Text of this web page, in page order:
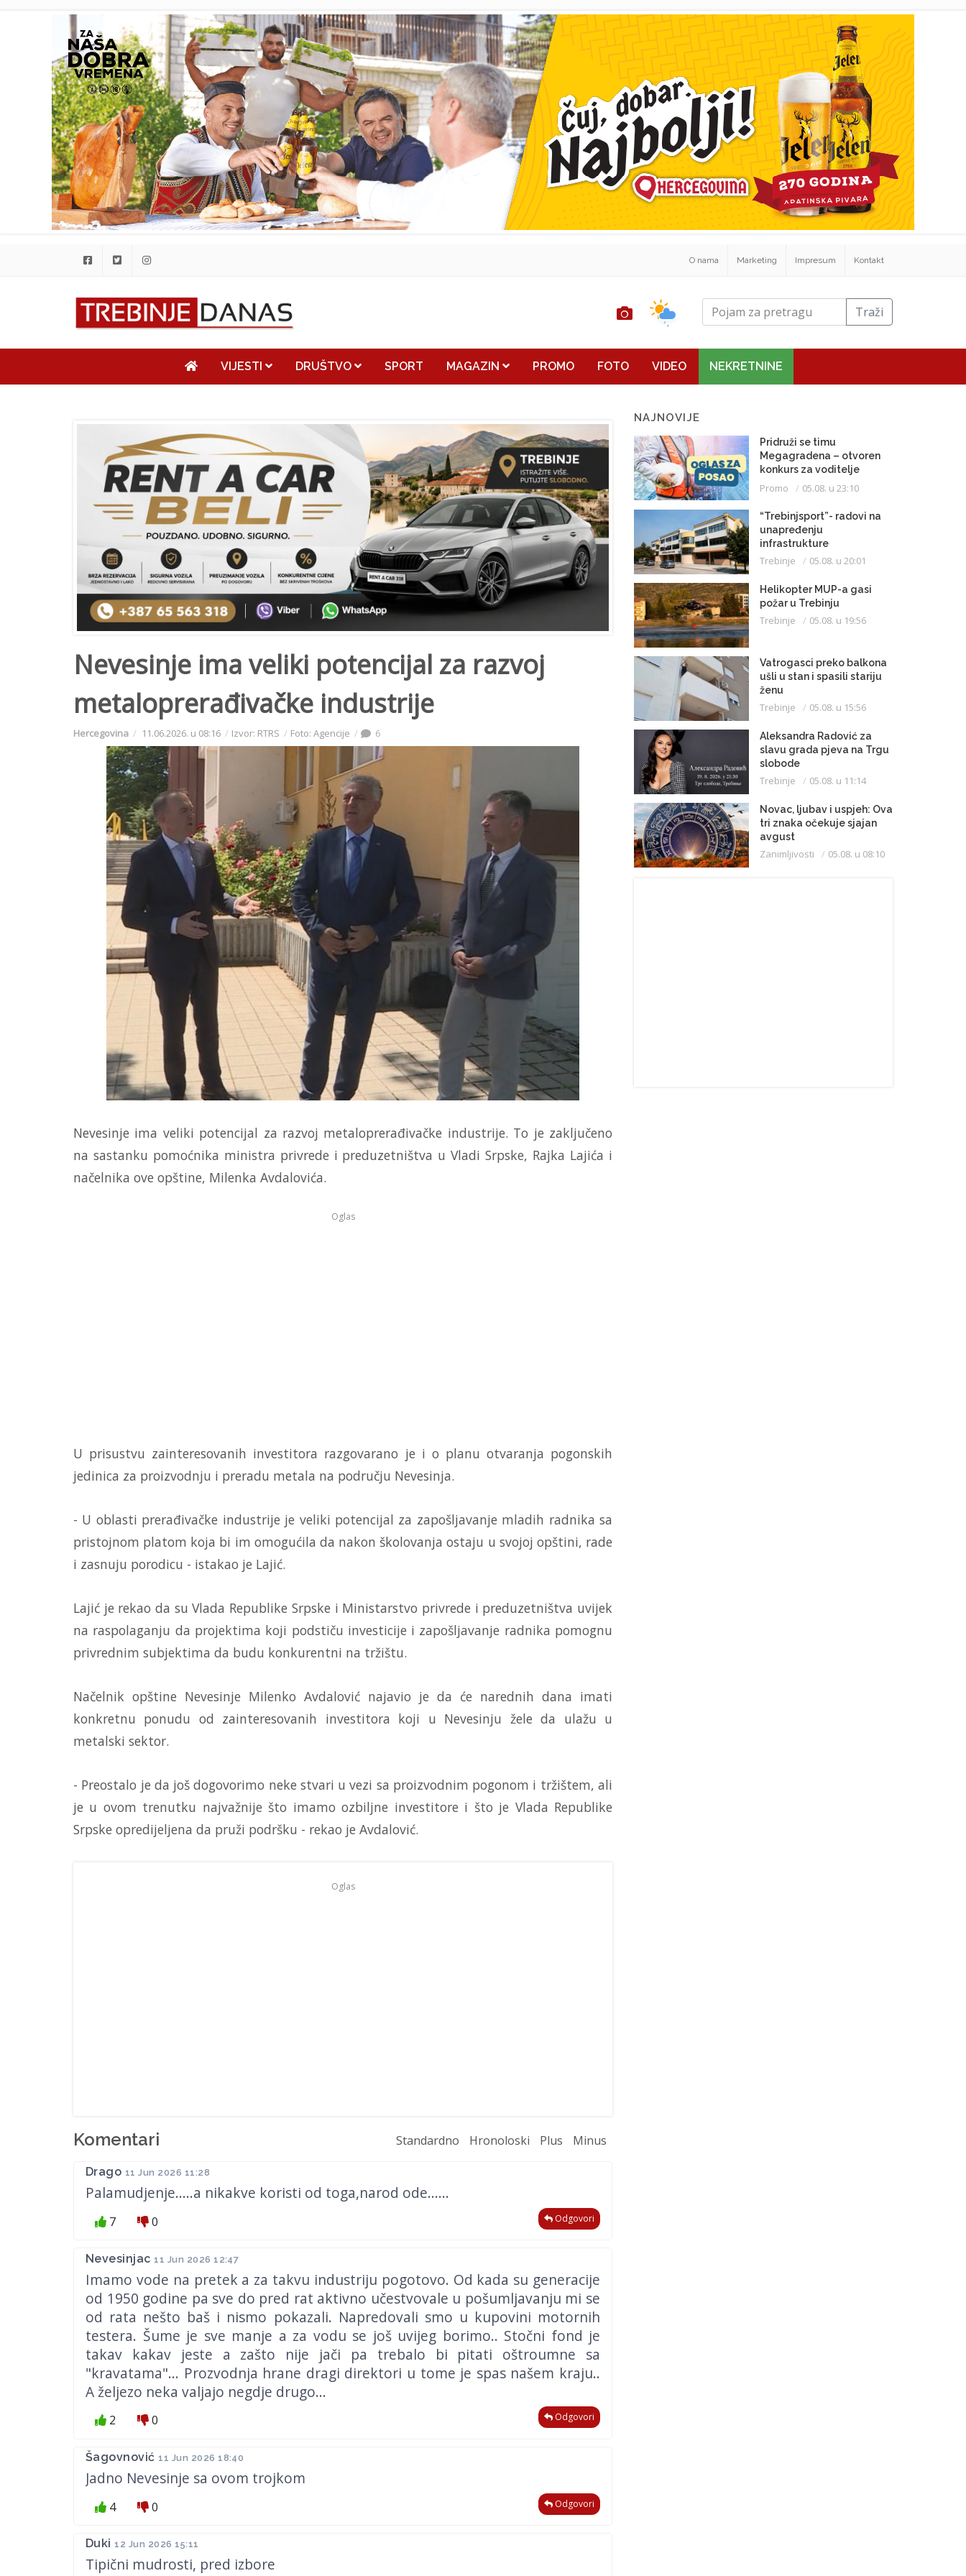
O nama Marketing Impresum Kontakt
Traži
VIJESTI DRUŠTVO SPORT MAGAZIN PROMO FOTO VIDEO NEKRETNINE
Nevesinje ima veliki potencijal za razvoj
metaloprerađivačke industrije
Hercegovina 11.06.2026. u 08:16 Izvor: RTRS Foto: Agencije 6
Nevesinje ima veliki potencijal za razvoj metaloprerađivačke industrije. To je zaključeno
na sastanku pomoćnika ministra privrede i preduzetništva u Vladi Srpske, Rajka Lajića i
načelnika ove opštine, Milenka Avdalovića.
Oglas
U prisustvu zainteresovanih investitora razgovarano je i o planu otvaranja pogonskih
jedinica za proizvodnju i preradu metala na području Nevesinja.
- U oblasti prerađivačke industrije je veliki potencijal za zapošljavanje mladih radnika sa
pristojnom platom koja bi im omogućila da nakon školovanja ostaju u svojoj opštini, rade
i zasnuju porodicu - istakao je Lajić.
Lajić je rekao da su Vlada Republike Srpske i Ministarstvo privrede i preduzetništva uvijek
na raspolaganju da projektima koji podstiču investicije i zapošljavanje radnika pomognu
privrednim subjektima da budu konkurentni na tržištu.
Načelnik opštine Nevesinje Milenko Avdalović najavio je da će narednih dana imati
konkretnu ponudu od zainteresovanih investitora koji u Nevesinju žele da ulažu u
metalski sektor.
- Preostalo je da još dogovorimo neke stvari u vezi sa proizvodnim pogonom i tržištem, ali
je u ovom trenutku najvažnije što imamo ozbiljne investitore i što je Vlada Republike
Srpske opredijeljena da pruži podršku - rekao je Avdalović.
Oglas
Komentari Standardno Hronoloski Plus Minus
Drago 11 Jun 2026 11:28
Palamudjenje.....a nikakve koristi od toga,narod ode......
7 0 Odgovori
Nevesinjac11 Jun 2026 12:47
Imamo vode na pretek a za takvu industriju pogotovo. Od kada su generacije
od 1950 godine pa sve do pred rat aktivno učestvovale u pošumljavanju mi se
od rata nešto baš i nismo pokazali. Napredovali smo u kupovini motornih
testera. Šume je sve manje a za vodu se još uvijeg borimo.. Stočni fond je
takav kakav jeste a zašto nije jači pa trebalo bi pitati oštroumne sa
"kravatama"... Prozvodnja hrane dragi direktori u tome je spas našem kraju..
A željezo neka valjajo negdje drugo...
2 0 Odgovori
Šagovnović11 Jun 2026 18:40
Jadno Nevesinje sa ovom trojkom
4 0 Odgovori
Duki12 Jun 2026 15:11
Tipični mudrosti, pred izbore
NAJNOVIJE
Pridruži se timu
Megagradena – otvoren
konkurs za voditelje
gradilišta
Promo 05.08. u 23:10
“Trebinjsport”- radovi na
unapređenju
infrastrukture
Trebinje 05.08. u 20:01
Helikopter MUP-a gasi
požar u Trebinju
Trebinje 05.08. u 19:56
Vatrogasci preko balkona
ušli u stan i spasili stariju
ženu
Trebinje 05.08. u 15:56
Aleksandra Radović za
slavu grada pjeva na Trgu
slobode
Trebinje 05.08. u 11:14
Novac, ljubav i uspjeh: Ova
tri znaka očekuje sjajan
avgust
Zanimljivosti 05.08. u 08:10